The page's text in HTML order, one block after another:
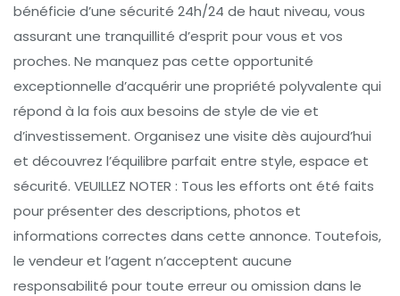
bénéficie d’une sécurité 24h/24 de haut niveau, vous
assurant une tranquillité d’esprit pour vous et vos
proches. Ne manquez pas cette opportunité
exceptionnelle d’acquérir une propriété polyvalente qui
répond à la fois aux besoins de style de vie et
d’investissement. Organisez une visite dès aujourd’hui
et découvrez l’équilibre parfait entre style, espace et
sécurité. VEUILLEZ NOTER : Tous les efforts ont été faits
pour présenter des descriptions, photos et
informations correctes dans cette annonce. Toutefois,
le vendeur et l’agent n’acceptent aucune
responsabilité pour toute erreur ou omission dans le